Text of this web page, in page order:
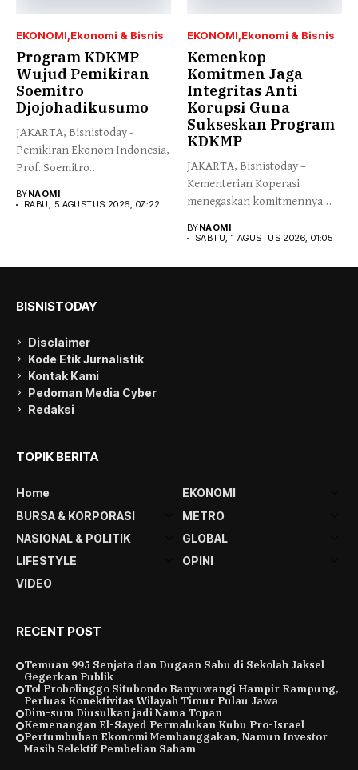
EKONOMI Ekonomi & Bisnis
Program KDKMP
Wujud Pemikiran
Soemitro
Djojohadikusumo
JAKARTA, Bisnistoday -
Pemikiran Ekonom Indonesia,
Prof. Soemitro
menegaskan kemerdekaan...
BYNAOMI
RABU, 5 AGUSTUS 2026, 07:22
EKONOMI Ekonomi & Bisnis
Kemenkop
Komitmen Jaga
Integritas Anti
Korupsi Guna
Sukseskan Program
KDKMP
JAKARTA, Bisnistoday –
Kementerian Koperasi
menegaskan komitmennya
kepercayaan publik...
BYNAOMI
SABTU, 1 AGUSTUS 2026, 01:05
BISNISTODAY
Disclaimer
Kode Etik Jurnalistik
Kontak Kami
Pedoman Media Cyber
Redaksi
TOPIK BERITA
Home
EKONOMI
BURSA & KORPORASI
METRO
NASIONAL & POLITIK
GLOBAL
LIFESTYLE
OPINI
VIDEO
RECENT POST
Temuan 995 Senjata dan Dugaan Sabu di Sekolah Jaksel
Gegerkan Publik
Tol Probolinggo Situbondo Banyuwangi Hampir Rampung,
Perluas Konektivitas Wilayah Timur Pulau Jawa
Dim-sum Diusulkan jadi Nama Topan
Kemenangan El-Sayed Permalukan Kubu Pro-Israel
Pertumbuhan Ekonomi Membanggakan, Namun Investor
Masih Selektif Pembelian Saham